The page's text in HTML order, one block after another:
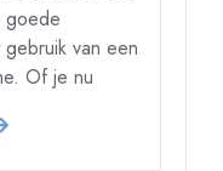
goede
van een
Of je nu